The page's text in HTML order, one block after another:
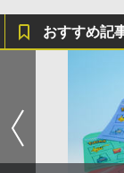
おすすめ記